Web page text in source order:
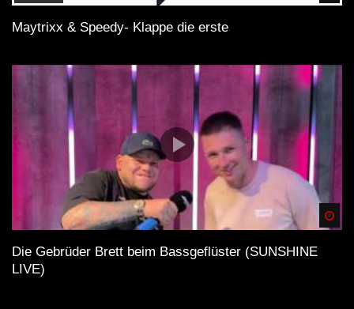
Maytrixx & Speedy- Klappe die erste
Die Gebrüder Brett beim Bassgeflüster (SUNSHINE
LIVE)